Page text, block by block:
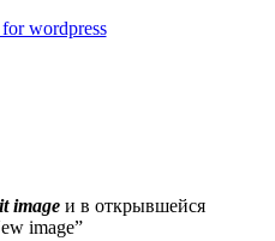
image и в открывшейся
image”